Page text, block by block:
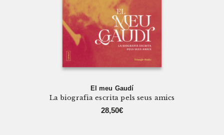
El meu Gaudí
La biografia escrita pels seus amics
28,50€